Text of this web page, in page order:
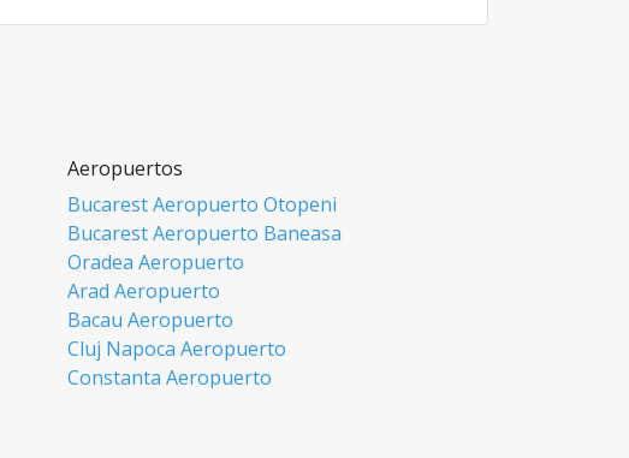
Aeropuertos
Bucarest Aeropuerto Otopeni
Bucarest Aeropuerto Baneasa
Oradea Aeropuerto
Arad Aeropuerto
Bacau Aeropuerto
Cluj Napoca Aeropuerto
Constanta Aeropuerto